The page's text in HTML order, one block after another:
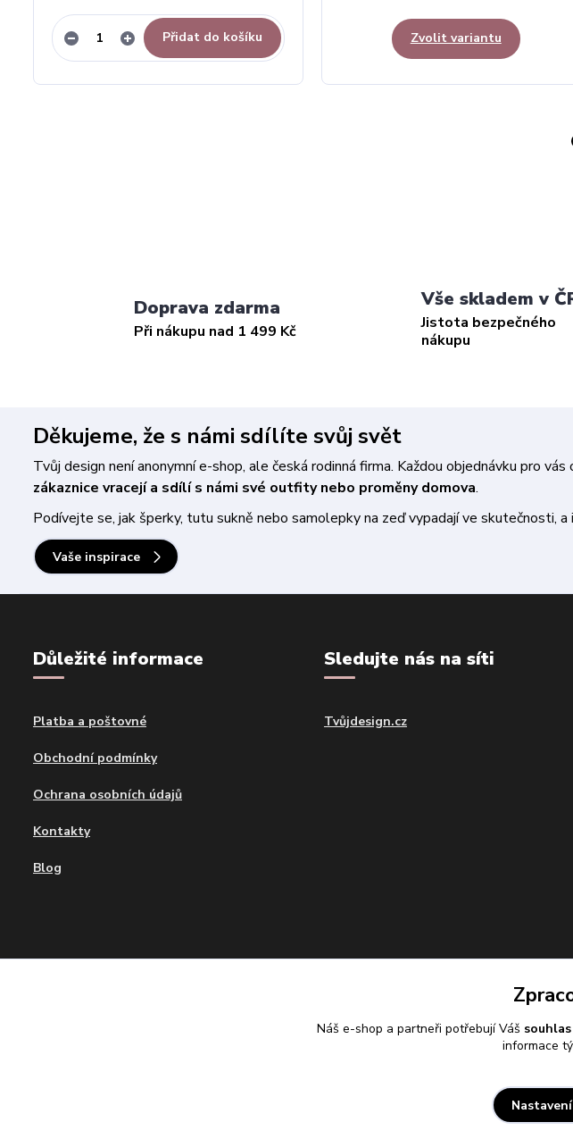
Přidat do košíku Zvolit variantu
Doprava zdarma
Při nákupu nad 1 499 Kč
Vše skladem v
Jistota bezpečného
nákupu
Děkujeme, že s námi sdílíte svůj svět
Tvůj design není anonymní e-shop, ale česká rodinná firma. Každou objednávku pro
zákaznice vracejí a sdílí s námi své outfity nebo proměny domova.
Podívejte se, jak šperky, tutu sukně nebo samolepky na zeď vypadají ve skutečnosti, a
Vaše inspirace
Důležité informace
Platba a poštovné
Obchodní podmínky
Ochrana osobních údajů
Kontakty
Blog
Sledujte nás na síti
Tvůjdesign.cz
Náš e-shop a partneři potřebují Váš souhlas
informace
Nastavení